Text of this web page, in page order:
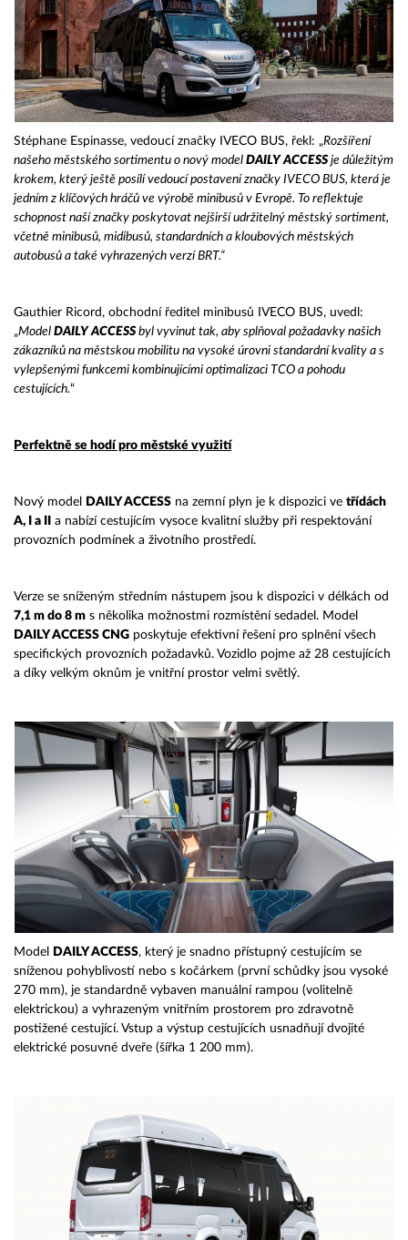
Stéphane Espinasse, vedoucí značky IVECO BUS, řekl: „Rozšíření
našeho městského sortimentu o nový model DAILY ACCESS je důležitým
krokem, který ještě posílí vedoucí postavení značky IVECO BUS, která je
jedním z klíčových hráčů ve výrobě minibusů v Evropě. To reflektuje
schopnost naší značky poskytovat nejširší udržitelný městský sortiment,
včetně minibusů, midibusů, standardních a kloubových městských
autobusů a také vyhrazených verzí BRT.“
Gauthier Ricord, obchodní ředitel minibusů IVECO BUS, uvedl:
„Model DAILY ACCESS byl vyvinut tak, aby splňoval požadavky našich
zákazníků na městskou mobilitu na vysoké úrovni standardní kvality a s
vylepšenými funkcemi kombinujícími optimalizaci TCO a pohodu
cestujících.“
Perfektně se hodí pro městské využití
Nový model DAILY ACCESS na zemní plyn je k dispozici ve třídách
A, I a II
a nabízí cestujícím vysoce kvalitní služby při respektování
provozních podmínek a životního prostředí.
Verze se sníženým středním nástupem jsou k dispozici v délkách od
7,1 m do 8 m s několika možnostmi rozmístění sedadel. Model
DAILY ACCESS CNG poskytuje efektivní řešení pro splnění všech
specifických provozních požadavků. Vozidlo pojme až 28 cestujících
a díky velkým oknům je vnitřní prostor velmi světlý.
Model DAILY ACCESS, který je snadno přístupný cestujícím se
sníženou pohyblivostí nebo s kočárkem (první schůdky jsou vysoké
270 mm), je standardně vybaven manuální rampou (volitelně
elektrickou) a vyhrazeným vnitřním prostorem pro zdravotně
postižené cestující. Vstup a výstup cestujících usnadňují dvojité
elektrické posuvné dveře (šířka 1 200 mm).